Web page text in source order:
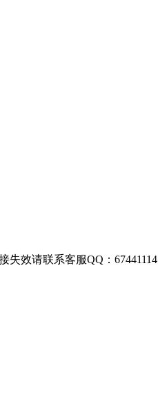
失效请联系客服QQ：67441114